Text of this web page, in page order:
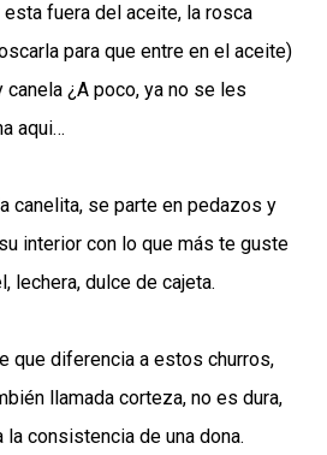
fuera del aceite, la rosca
para que entre en el aceite)
canela ¿A poco, ya no se les
aqui…
canelita, se parte en pedazos y
interior con lo que más te guste
lechera, dulce de cajeta.
que diferencia a estos churros,
llamada corteza, no es dura,
la consistencia de una dona.